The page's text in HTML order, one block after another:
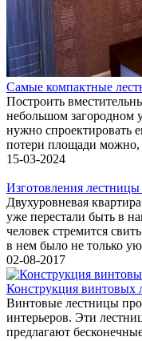
Самые компактные
Построить
небольшом загородном
нужно спроектировать
потери площади можно,
15-03-2024
Изготовления лестницы
Двухуровневая
уже перестали быть в
человек стремится
в нем было не только
02-08-2017
Конструкция винтовых
Винтовые лестницы
интерьеров. Эти
предлагают